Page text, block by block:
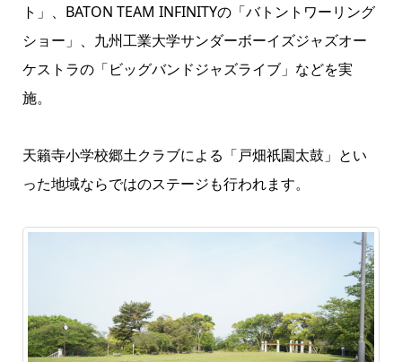
ト」、BATON TEAM INFINITYの「バトントワーリング
ショー」、九州工業大学サンダーボーイズジャズオー
ケストラの「ビッグバンドジャズライブ」などを実
施。
天籟寺小学校郷土クラブによる「戸畑祇園太鼓」とい
った地域ならではのステージも行われます。